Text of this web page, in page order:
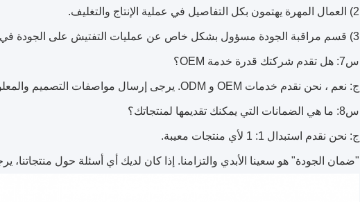
2) العمال المهرة يهتمون بكل التفاصيل في عملية الإنتاج والتغليف.
3) قسم مراقبة الجودة مسؤول بشكل خاص عن عمليات التفتيش على الجودة في كل مرحلة.
س7: هل تقدم شركتك قدرة خدمة OEM؟
ج: نعم ، نحن نقدم خدمات OEM و ODM. يرجى إرسال مواصفات التصميم والمعلومات التفصيلية لنا بأكبر وضوح ممكن.
س8: ما هي الضمانات التي يمكنك تقديمها لمنتجاتك؟
ج: نحن نقدم استبدال 1: 1 لأي منتجات معيبة.
"ضمان الجودة" هو سعينا الأبدي والتزامنا. إذا كان لديك أي أسئلة حول